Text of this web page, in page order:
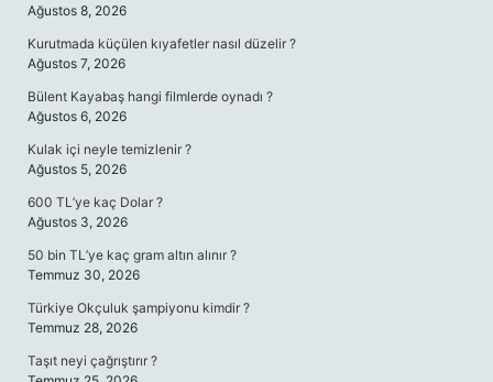
Ağustos 8, 2026
Kurutmada küçülen kıyafetler nasıl düzelir ?
Ağustos 7, 2026
Bülent Kayabaş hangi filmlerde oynadı ?
Ağustos 6, 2026
Kulak içi neyle temizlenir ?
Ağustos 5, 2026
600 TL’ye kaç Dolar ?
Ağustos 3, 2026
50 bin TL’ye kaç gram altın alınır ?
Temmuz 30, 2026
Türkiye Okçuluk şampiyonu kimdir ?
Temmuz 28, 2026
Taşıt neyi çağrıştırır ?